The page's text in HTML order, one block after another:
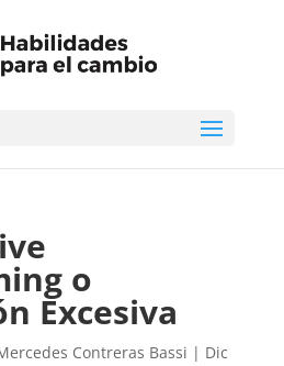
o
Excesiva
Contreras Bassi | Dic